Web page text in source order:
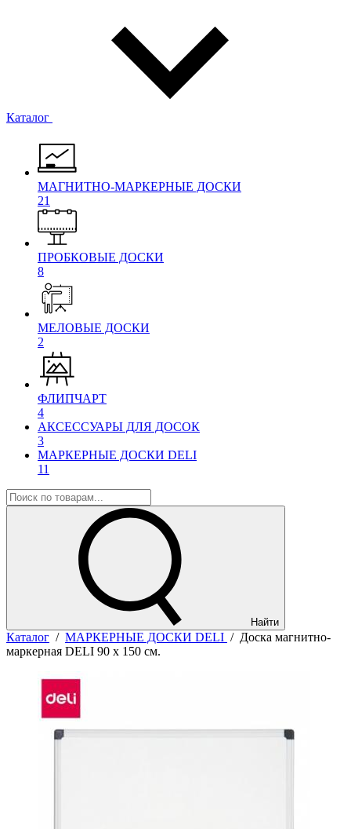
Каталог
МАГНИТНО-МАРКЕРНЫЕ ДОСКИ
21
ПРОБКОВЫЕ ДОСКИ
8
МЕЛОВЫЕ ДОСКИ
2
ФЛИПЧАРТ
4
АКСЕССУАРЫ ДЛЯ ДОСОК
3
МАРКЕРНЫЕ ДОСКИ DELI
11
Найти
Каталог / МАРКЕРНЫЕ ДОСКИ DELI / Доска магнитно-
маркерная DELI 90 х 150 см.